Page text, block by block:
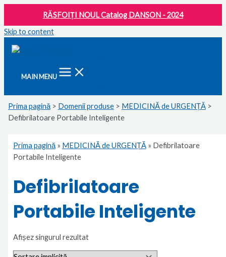
RĂSFOIȚI NOUL Catalog DANSON - 2024
Skip to content
MAIN MENU
Prima pagină> Domenii produse> MEDICINĂ de URGENȚĂ>
Defibrilatoare Portabile Inteligente
Prima pagină» MEDICINĂ de URGENȚĂ» Defibrilatoare
Portabile Inteligente
Defibrilatoare
Portabile Inteligente
Afișez singurul rezultat